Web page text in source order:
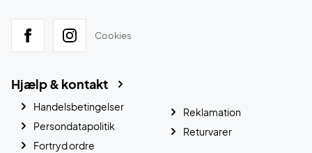
Cookies
Hjælp & kontakt
Handelsbetingelser
Persondatapolitik
Fortryd ordre
Reklamation
Returvarer